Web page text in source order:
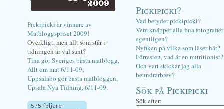
Pickipicki är vinnare av
Matbloggspriset 2009!
Overkligt, men allt som står i
tidningen är väl sant?
Tina gör Sveriges bästa matblogg,
Allt om mat 6/11-09,
Uppsalabo gör bästa matbloggen,
Upsala Nya Tidning, 6/11-09.
Pickipicki?
Vad betyder pickipicki?
Vem knäpper alla fina fotografier
egentligen?
Nyfiken på vilka som läser här?
Förresten, vad är en nutritionist?
Och vart skickar jag alla
beundrarbrev?
Sök på Pickipicki
Sök efter: